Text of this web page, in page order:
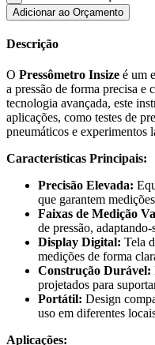
Adicionar ao Orçamento
Descrição
O Pressômetro Insize é um
a pressão de forma precisa
tecnologia avançada, este
aplicações, como testes de
pneumáticos e experimentos
Características Principais:
Precisão Elevada:
que garantem
Faixas de Medição
de pressão, adaptando-
Display Digital: Tela
medições de forma
Construção Durável:
projetados para
Portátil: Design
uso em diferentes
Aplicações: